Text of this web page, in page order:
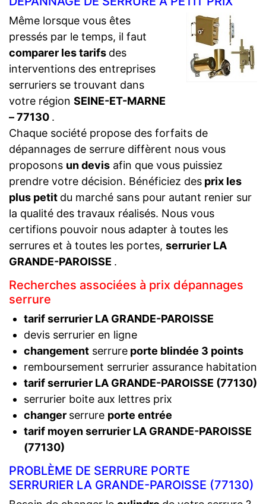
Même lorsque vous êtes
pressés par le temps, il faut
comparer les tarifs des
interventions des entreprises
serruriers se trouvant dans
votre région SEINE-ET-MARNE
– 77130 .
Chaque société propose des forfaits de
dépannages de serrure diffèrent nous vous
proposons un devis afin que vous puissiez
prendre votre décision. Bénéficiez des prix les
plus petit du marché sans pour autant renier sur
la qualité des travaux réalisés. Nous vous
certifions pouvoir nous adapter à toutes les
serrures et à toutes les portes, serrurier LA
GRANDE-PAROISSE .
Recherches associées à prix dépannages
serrure
tarif serrurier LA GRANDE-PAROISSE
devis serrurier en ligne
changementserrureporte blindée 3 points
remboursement serrurier assurance habitation
tarif serrurier LA GRANDE-PAROISSE (77130)
serrurier boite aux lettres prix
changer serrure porte entrée
tarif moyen serrurier LA GRANDE-PAROISSE
(77130)
PROBLÈME DE SERRURE PORTE
SERRURIER LA GRANDE-PAROISSE (77130)